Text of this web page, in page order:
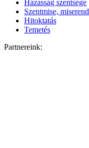
Házasság szentsége
Szentmise, miserend
Hitoktatás
Temetés
Partnereink: